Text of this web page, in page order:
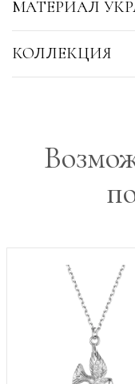
МАТЕРИАЛ
КОЛЛЕКЦИЯ